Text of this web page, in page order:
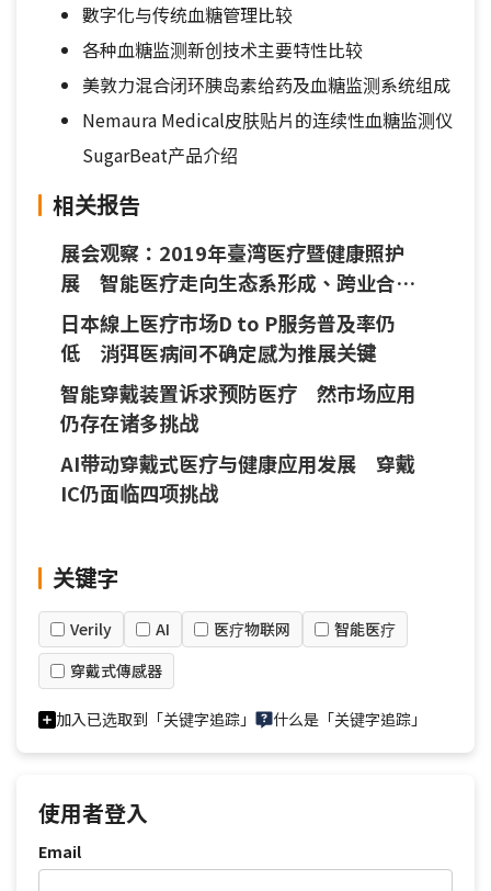
數字化与传统血糖管理比较
各种血糖监测新创技术主要特性比较
美敦力混合闭环胰岛素给药及血糖监测系统组成
Nemaura Medical皮肤贴片的连续性血糖监测仪
SugarBeat产品介绍
相关报告
展会观察：2019年臺湾医疗暨健康照护
展 智能医疗走向生态系形成、跨业合作
与专业分工模式
日本線上医疗市场D to P服务普及率仍
低 消弭医病间不确定感为推展关键
智能穿戴装置诉求预防医疗 然市场应用
仍存在诸多挑战
AI带动穿戴式医疗与健康应用发展 穿戴
IC仍面临四项挑战
关键字
Verily AI 医疗物联网
智能医疗
穿戴式傳感器
加入已选取到「关键字追踪」 什么是「关键字追踪」
使用者登入
Email